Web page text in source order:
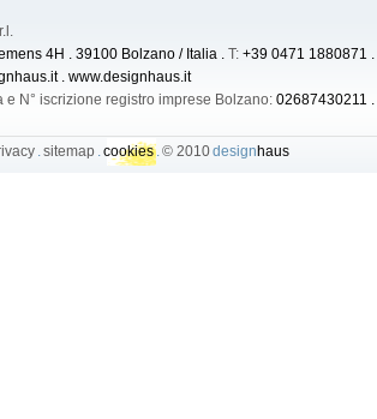
4H . 39100 Bolzano / Italia . T: +39 0471 1880871 .
. www.designhaus.it
e N° iscrizione registro imprese Bolzano: 02687430211 .
.sitemap .cookies .© 2010designhaus